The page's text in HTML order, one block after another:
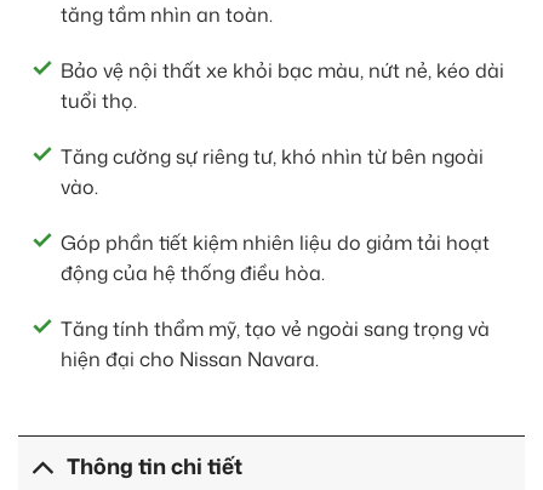
tăng tầm nhìn an toàn.
Bảo vệ nội thất xe khỏi bạc màu, nứt nẻ, kéo dài
tuổi thọ.
Tăng cường sự riêng tư, khó nhìn từ bên ngoài
vào.
Góp phần tiết kiệm nhiên liệu do giảm tải hoạt
động của hệ thống điều hòa.
Tăng tính thẩm mỹ, tạo vẻ ngoài sang trọng và
hiện đại cho Nissan Navara.
Thông tin chi tiết